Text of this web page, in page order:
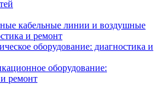
кабельные линии и воздушные
и ремонт
оборудование: диагностика и
оборудование:
ремонт